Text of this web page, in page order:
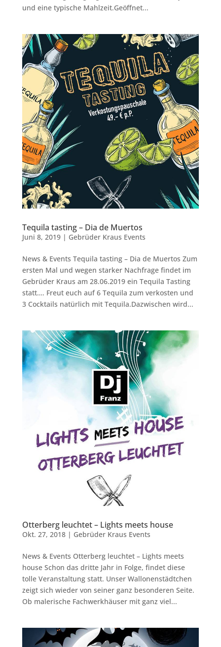
und eine typische Mahlzeit.Geöffnet...
Tequila tasting – Dia de Muertos
Juni 8, 2019| Gebrüder Kraus Events
News & Events Tequila tasting – Dia de Muertos Zum
ersten Mal und wegen starker Nachfrage findet im
Gebrüder Kraus am 28.06.2019 ein Tequila Tasting
statt…. Freut euch auf 6 Tequila zum verkosten und
3 Cocktails natürlich mit Tequila.Dazwischen wird...
Otterberg leuchtet – Lights meets house
Okt. 27, 2018| Gebrüder Kraus Events
News & Events Otterberg leuchtet – Lights meets
house Schon das dritte Jahr in Folge, findet diese
tolle Veranstaltung statt. Unser Wallonenstädtchen
zeigt sich wieder von seiner ganz besonderen Seite.
Ob malerische Fachwerkhäuser mit ganz viel...